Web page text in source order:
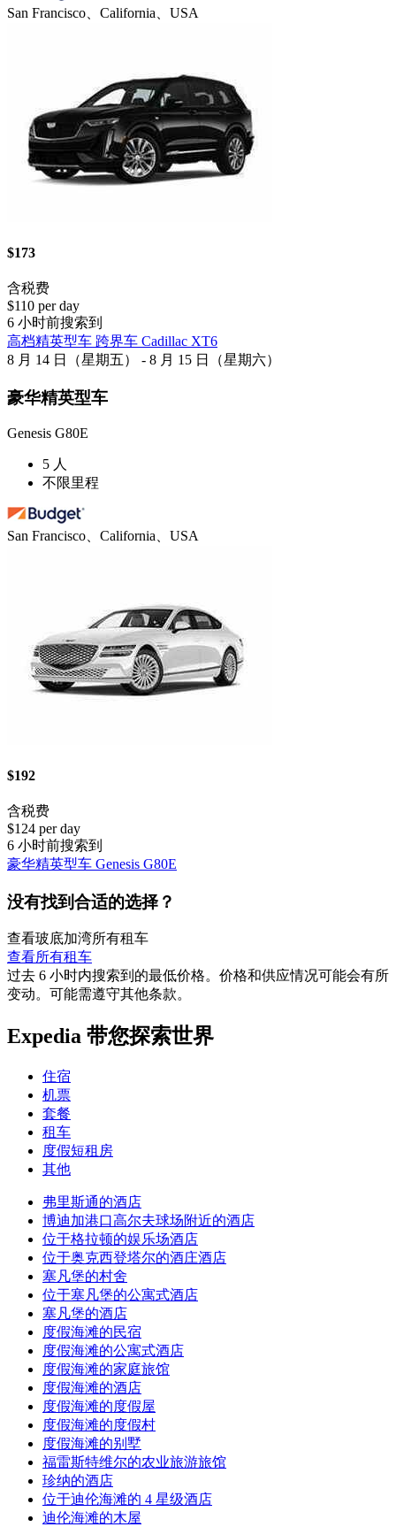
San Francisco、California、USA
$173
含税费
$110 per day
6 小时前搜索到
高档精英型车 跨界车 Cadillac XT6
8 月 14 日（星期五） - 8 月 15 日（星期六）
豪华精英型车
Genesis G80E
5 人
不限里程
San Francisco、California、USA
$192
含税费
$124 per day
6 小时前搜索到
豪华精英型车 Genesis G80E
没有找到合适的选择？
查看玻底加湾所有租车
查看所有租车
过去 6 小时内搜索到的最低价格。价格和供应情况可能会有所
变动。可能需遵守其他条款。
Expedia 带您探索世界
住宿
机票
套餐
租车
度假短租房
其他
弗里斯通的酒店
博迪加港口高尔夫球场附近的酒店
位于格拉顿的娱乐场酒店
位于奥克西登塔尔的酒庄酒店
塞凡堡的村舍
位于塞凡堡的公寓式酒店
塞凡堡的酒店
度假海滩的民宿
度假海滩的公寓式酒店
度假海滩的家庭旅馆
度假海滩的酒店
度假海滩的度假屋
度假海滩的度假村
度假海滩的别墅
福雷斯特维尔的农业旅游旅馆
珍纳的酒店
位于迪伦海滩的 4 星级酒店
迪伦海滩的木屋